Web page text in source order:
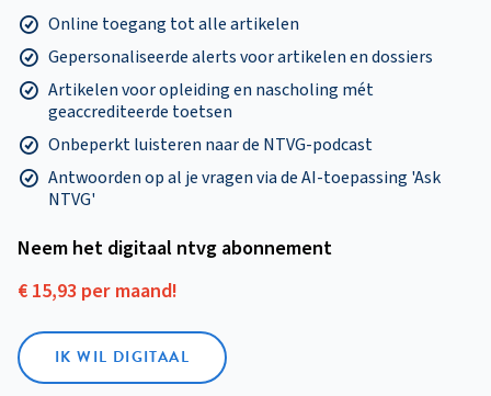
Online toegang tot alle artikelen
Gepersonaliseerde alerts voor artikelen en dossiers
Artikelen voor opleiding en nascholing mét
geaccrediteerde toetsen
Onbeperkt luisteren naar de NTVG-podcast
Antwoorden op al je vragen via de AI-toepassing 'Ask
NTVG'
Neem het digitaal ntvg abonnement
€ 15,93 per maand!
IK WIL DIGITAAL